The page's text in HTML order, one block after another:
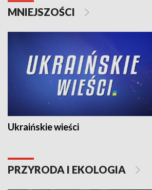
MNIEJSZOŚCI
Ukraińskie wieści
PRZYRODA I EKOLOGIA